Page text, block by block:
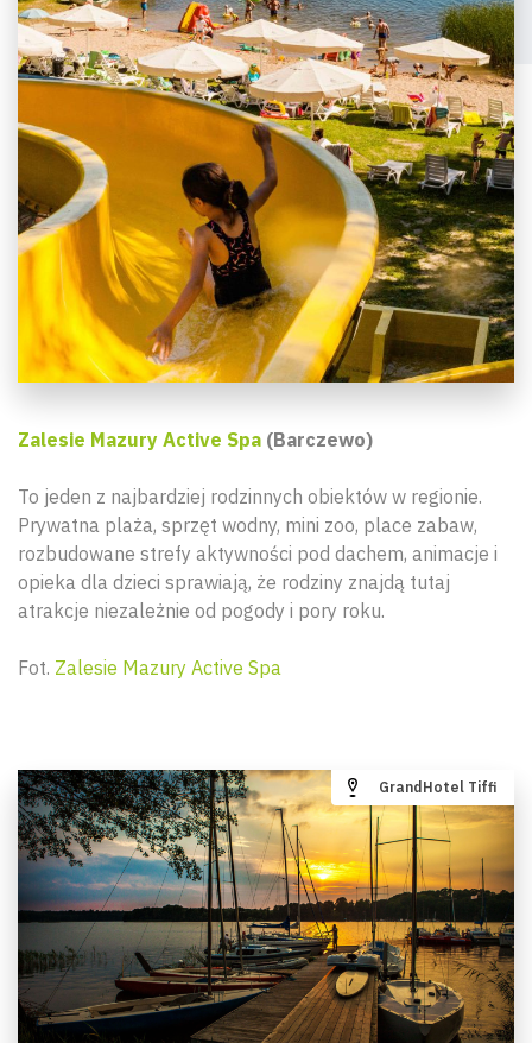
Zalesie Mazury Active Spa (Barczewo)
To jeden z najbardziej rodzinnych obiektów w regionie.
Prywatna plaża, sprzęt wodny, mini zoo, place zabaw,
rozbudowane strefy aktywności pod dachem, animacje i
opieka dla dzieci sprawiają, że rodziny znajdą tutaj
atrakcje niezależnie od pogody i pory roku.
Fot. Zalesie Mazury Active Spa
GrandHotel Tiffi